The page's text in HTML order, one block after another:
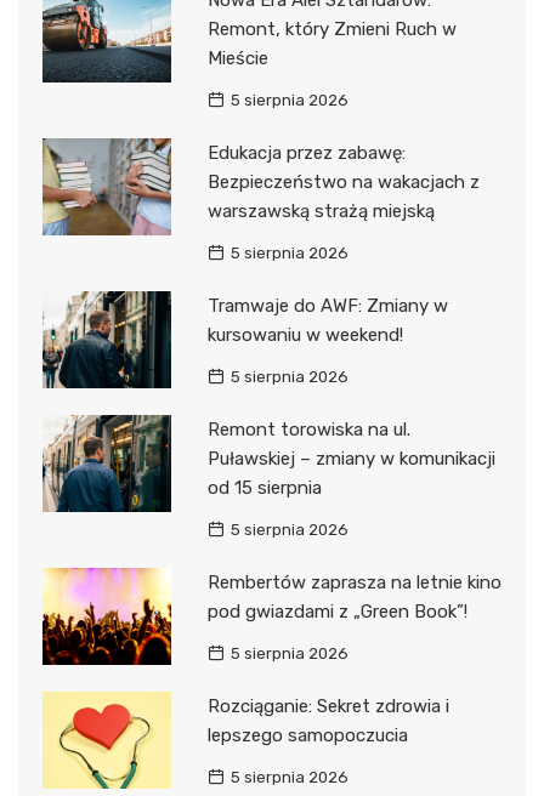
Remont, który Zmieni Ruch w
Mieście
5 sierpnia 2026
Edukacja przez zabawę:
Bezpieczeństwo na wakacjach z
warszawską strażą miejską
5 sierpnia 2026
Tramwaje do AWF: Zmiany w
kursowaniu w weekend!
5 sierpnia 2026
Remont torowiska na ul.
Puławskiej – zmiany w komunikacji
od 15 sierpnia
5 sierpnia 2026
Rembertów zaprasza na letnie kino
pod gwiazdami z „Green Book”!
5 sierpnia 2026
Rozciąganie: Sekret zdrowia i
lepszego samopoczucia
5 sierpnia 2026